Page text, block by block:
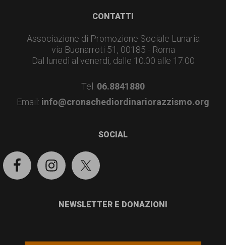
CONTATTI
Associazione di Promozione Sociale Lunaria
via Buonarroti 51, 00185 - Roma
Dal lunedì al venerdì, dalle 10.00 alle 17.00
Tel. 06.8841880
Email: info@cronachediordinariorazzismo.org
SOCIAL
NEWSLETTER E DONAZIONI